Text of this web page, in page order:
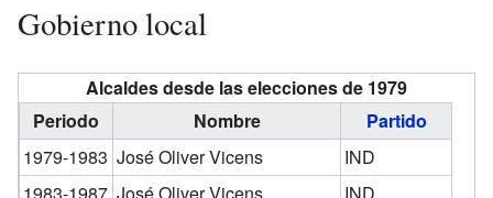
Gobierno local
Alcaldes desde las elecciones de 1979
Periodo
Nombre
Partido
1979-1983 José Oliver Vicens
IND
1983-1987 José Oliver Vicens IND